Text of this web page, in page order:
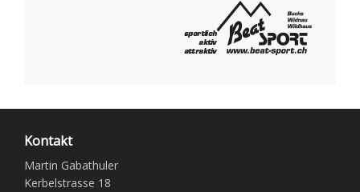
Kontakt
Martin Gabathuler
Kerbelstrasse 18